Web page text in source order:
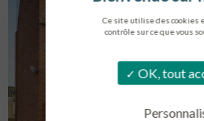
Ce site utilise des cookies
contrôle sur ce que vous
OK, tout